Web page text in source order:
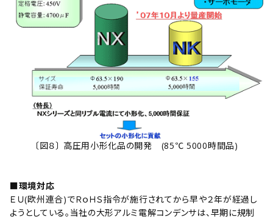
〔図８〕 高圧用小形化品の開発 (85℃ 5000時間品)
■環境対応
ＥＵ(欧州連合)でＲｏＨＳ指令が施行されてから早や２年が経過し
ようとしている。当社の大形アルミ電解コンデンサは、早期に規制